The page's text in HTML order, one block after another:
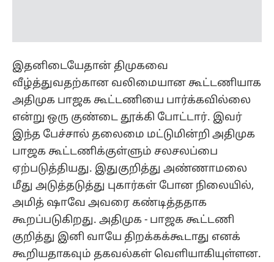
இதனிடையேதான் திமுகவை
வீழ்த்துவதற்கான வலிமையான கூட்டணியாக
அதிமுக பாஜக கூட்டணியை பார்க்கவில்லை
என்று ஒரு குண்டை தூக்கி போட்டார். இவர்
இந்த பேச்சால் தலைமை மட்டுமின்றி அதிமுக
பாஜக கூட்டணிக்குள்ளும் சலசலப்பை
ஏற்படுத்தியது. இதுகுறித்து அண்ணாமலை
மீது அடுத்தடுத்து புகார்கள் போன நிலையில்,
அமித் ஷாவே அவரை கண்டித்ததாக
கூறப்படுகிறது. அதிமுக - பாஜக கூட்டணி
குறித்து இனி வாயே திறக்கக்கூடாது எனக்
கூறியதாகவும் தகவல்கள் வெளியாகியுள்ளன.